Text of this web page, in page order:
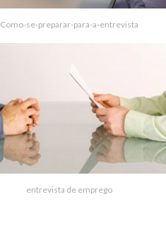
Como-se-preparar-para-a-entrevista
entrevista de emprego